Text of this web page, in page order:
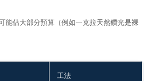
能佔大部分預算（例如一克拉天然鑽光是裸
工法